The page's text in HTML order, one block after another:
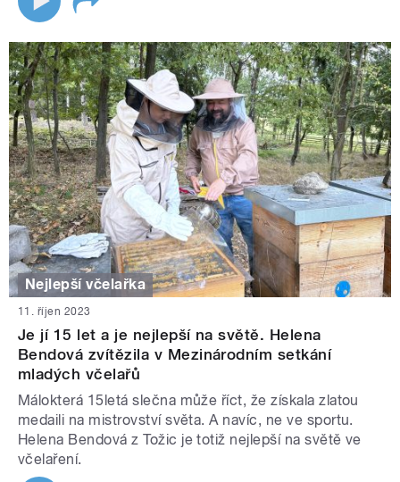
Nejlepší včelařka
11. říjen 2023
Je jí 15 let a je nejlepší na světě. Helena
Bendová zvítězila v Mezinárodním setkání
mladých včelařů
Málokterá 15letá slečna může říct, že získala zlatou
medaili na mistrovství světa. A navíc, ne ve sportu.
Helena Bendová z Tožic je totiž nejlepší na světě ve
včelaření.